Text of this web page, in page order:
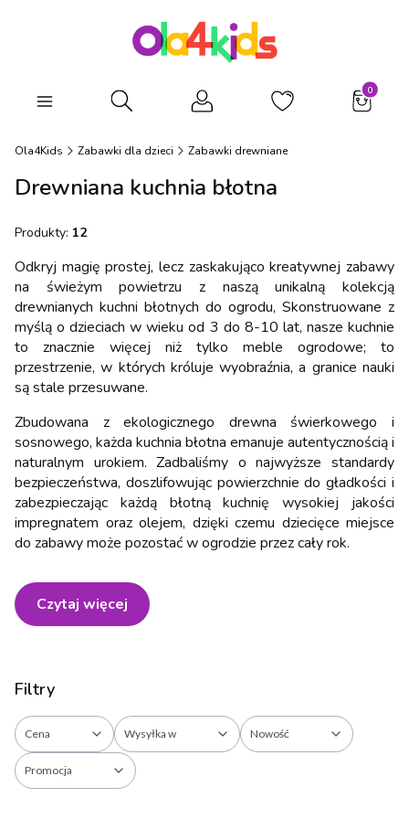
Otwórz wyszukiwarkę
Ola4Kids Zabawki dla dzieci Zabawki drewniane
Drewniana kuchnia błotna
Produkty: 12
Odkryj magię prostej, lecz zaskakująco kreatywnej zabawy
na świeżym powietrzu z naszą unikalną kolekcją
drewnianych kuchni błotnych do ogrodu, Skonstruowane z
myślą o dzieciach w wieku od 3 do 8-10 lat, nasze kuchnie
to znacznie więcej niż tylko meble ogrodowe; to
przestrzenie, w których króluje wyobraźnia, a granice nauki
są stale przesuwane.
Zbudowana z ekologicznego drewna świerkowego i
sosnowego, każda kuchnia błotna emanuje autentycznością i
naturalnym urokiem. Zadbaliśmy o najwyższe standardy
bezpieczeństwa, doszlifowując powierzchnie do gładkości i
zabezpieczając każdą błotną kuchnię wysokiej jakości
impregnatem oraz olejem, dzięki czemu dziecięce miejsce
do zabawy może pozostać w ogrodzie przez cały rok.
Czytaj więcej
Filtry
Cena Wysyłka w Nowość
Promocja